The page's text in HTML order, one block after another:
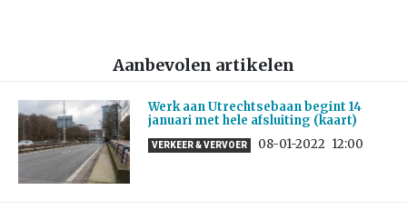
Aanbevolen artikelen
Werk aan Utrechtsebaan begint 14
januari met hele afsluiting (kaart)
VERKEER & VERVOER 08-01-2022 12:00